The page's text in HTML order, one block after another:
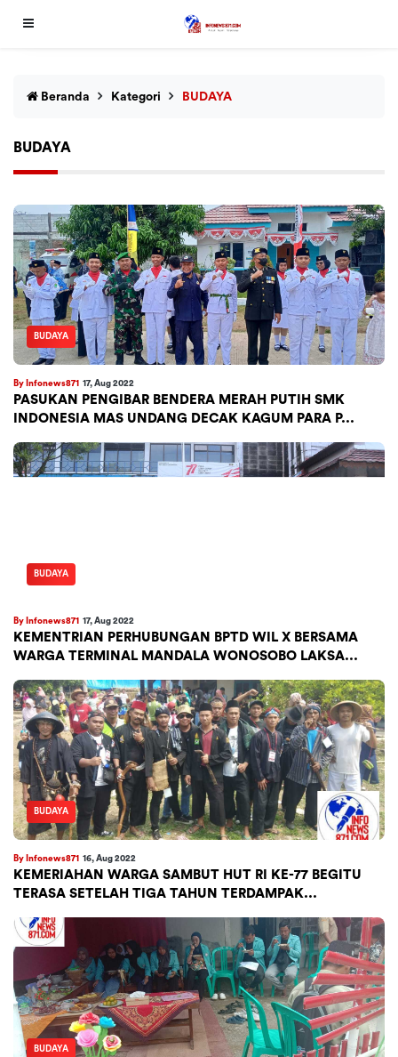
Beranda Kategori BUDAYA
BUDAYA
BUDAYA
By Infonews871 17, Aug 2022
PASUKAN PENGIBAR BENDERA MERAH PUTIH SMK
INDONESIA MAS UNDANG DECAK KAGUM PARA P...
BUDAYA
By Infonews871 17, Aug 2022
KEMENTRIAN PERHUBUNGAN BPTD WIL X BERSAMA
WARGA TERMINAL MANDALA WONOSOBO LAKSA...
BUDAYA
By Infonews871 16, Aug 2022
KEMERIAHAN WARGA SAMBUT HUT RI KE-77 BEGITU
TERASA SETELAH TIGA TAHUN TERDAMPAK...
BUDAYA